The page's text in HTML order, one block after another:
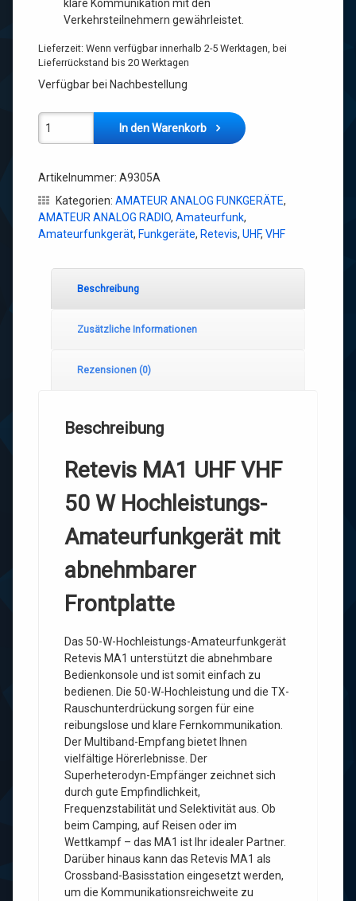
klare Kommunikation mit den
Verkehrsteilnehmern gewährleistet.
Lieferzeit: Wenn verfügbar innerhalb 2-5 Werktagen, bei
Lieferrückstand bis 20 Werktagen
Verfügbar bei Nachbestellung
Retevis MA1 [A9305A] UHF VHF 50 W Hochleistungs-
In den Warenkorb
Artikelnummer: A9305A
Kategorien: AMATEUR ANALOG FUNKGERÄTE,
AMATEUR ANALOG RADIO, Amateurfunk,
Amateurfunkgerät, Funkgeräte, Retevis, UHF, VHF
Beschreibung
Zusätzliche Informationen
Rezensionen (0)
Beschreibung
Retevis MA1 UHF VHF
50 W Hochleistungs-
Amateurfunkgerät mit
abnehmbarer
Frontplatte
Das 50-W-Hochleistungs-Amateurfunkgerät
Retevis MA1 unterstützt die abnehmbare
Bedienkonsole und ist somit einfach zu
bedienen. Die 50-W-Hochleistung und die TX-
Rauschunterdrückung sorgen für eine
reibungslose und klare Fernkommunikation.
Der Multiband-Empfang bietet Ihnen
vielfältige Hörerlebnisse. Der
Superheterodyn-Empfänger zeichnet sich
durch gute Empfindlichkeit,
Frequenzstabilität und Selektivität aus. Ob
beim Camping, auf Reisen oder im
Wettkampf – das MA1 ist Ihr idealer Partner.
Darüber hinaus kann das Retevis MA1 als
Crossband-Basisstation eingesetzt werden,
um die Kommunikationsreichweite zu